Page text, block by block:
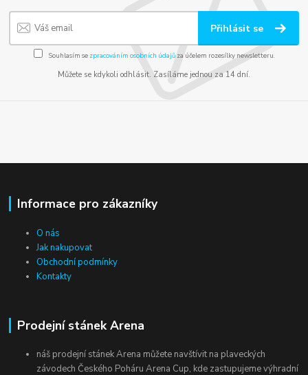
Přihlásit se
Souhlasím se zpracováním osobních údajůza účelem rozesílky newsletteru.
Můžete se kdykoli odhlásit. Zasíláme jednou za 14 dní.
Informace pro zákazníky
O nás
Jak nakupovat
Obchodní podmínky
Kontakty
Prodejní stánek Arena
náš prodejní stánek Arena můžete navštívit na plaveckých
závodech Českého Poháru Arena Cup, kde zastupujeme výhradní